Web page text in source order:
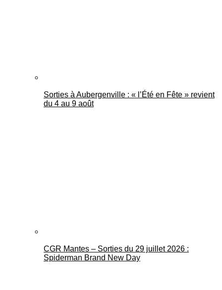
Sorties à Aubergenville : « l’Été en Fête » revient
du 4 au 9 août
CGR Mantes – Sorties du 29 juillet 2026 :
Spiderman Brand New Day